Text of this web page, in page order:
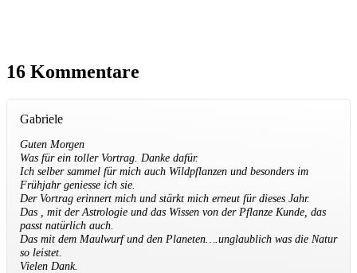
16 Kommentare
Gabriele
Guten Morgen
Was für ein toller Vortrag. Danke dafür.
Ich selber sammel für mich auch Wildpflanzen und besonders im
Frühjahr geniesse ich sie.
Der Vortrag erinnert mich und stärkt mich erneut für dieses Jahr.
Das , mit der Astrologie und das Wissen von der Pflanze Kunde, das
passt natürlich auch.
Das mit dem Maulwurf und den Planeten….unglaublich was die Natur
so leistet.
Vielen Dank.